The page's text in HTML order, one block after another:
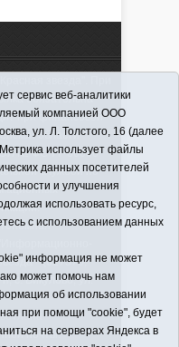
обязательна
при финансовой
области
ЭЛ № ФС 77-66066
службой по
(627570,
с. Викулово, ул.
почты:
сервис веб-аналитики
компанией ООО
ул. Л. Толстого, 16 (далее
использует файлы
данных посетителей
и улучшения
использовать ресурс,
с использованием данных
информация не может
может помочь нам
об использовании
при помощи "cookie", будет
на серверах Яндекса в